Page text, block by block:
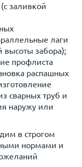
заливкой
лаги
высоты забора);
профлиста
распашных
сварных труб и
наружу или
в строгом
нормами и